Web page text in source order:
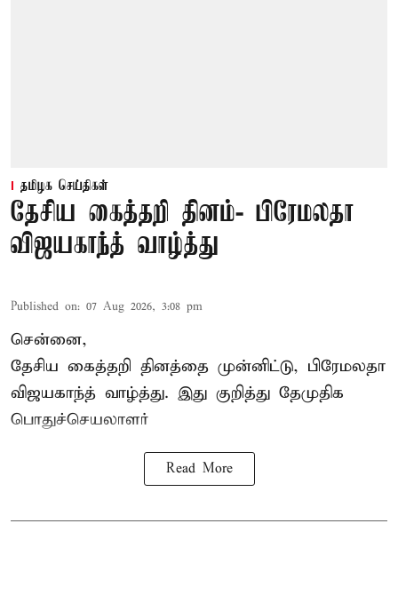
தமிழக செய்திகள்
தேசிய கைத்தறி தினம்- பிரேமலதா
விஜயகாந்த் வாழ்த்து
Published on: 07 Aug 2026, 3:08 pm
சென்னை,
தேசிய கைத்தறி தினத்தை முன்னிட்டு, பிரேமலதா
விஜயகாந்த் வாழ்த்து. இது குறித்து தேமுதிக
பொதுச்செயலாளர்
Read More